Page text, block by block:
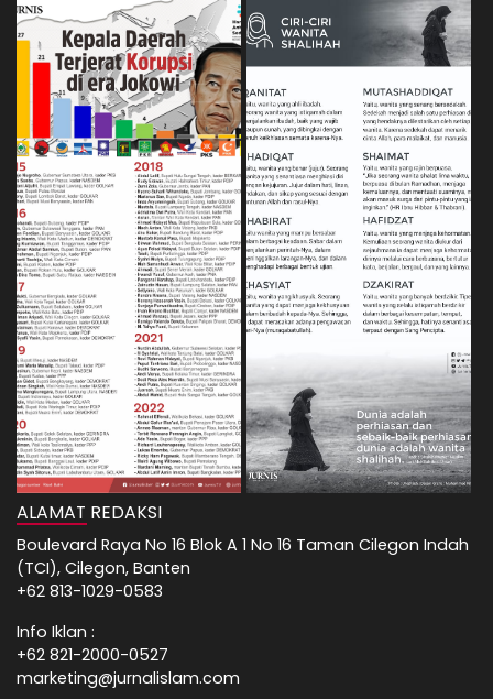
ALAMAT REDAKSI
Boulevard Raya No 16 Blok A 1 No 16 Taman Cilegon Indah
(TCI), Cilegon, Banten
+62 813-1029-0583
Info Iklan :
+62 821-2000-0527
marketing@jurnalislam.com